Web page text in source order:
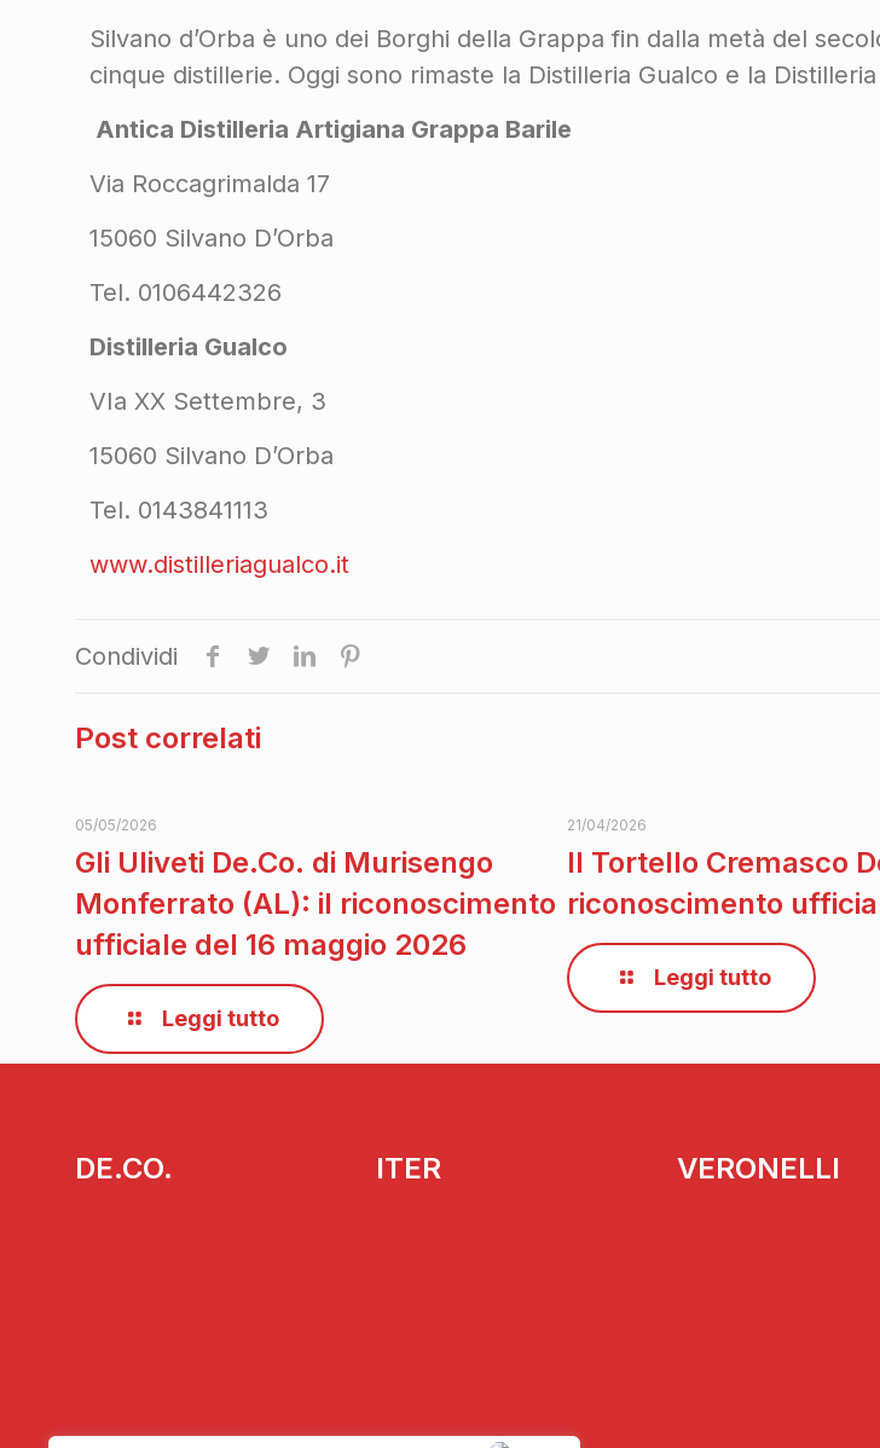
Silvano d’Orba è uno dei Borghi della Grappa fin dalla metà del
cinque distillerie. Oggi sono rimaste la Distilleria Gualco e la
Antica Distilleria Artigiana Grappa Barile
Via Roccagrimalda 17
15060 Silvano D’Orba
Tel. 0106442326
Distilleria Gualco
VIa XX Settembre, 3
15060 Silvano D’Orba
Tel. 0143841113
www.distilleriagualco.it
Condividi
Post correlati
05/05/2026
Gli Uliveti De.Co. di Murisengo
Monferrato (AL): il riconoscimento
ufficiale del 16 maggio 2026
Leggi tutto
21/04/2026
Il Tortello Cremasco
riconoscimento
Leggi tutto
DE.CO. ITER VERONELLI